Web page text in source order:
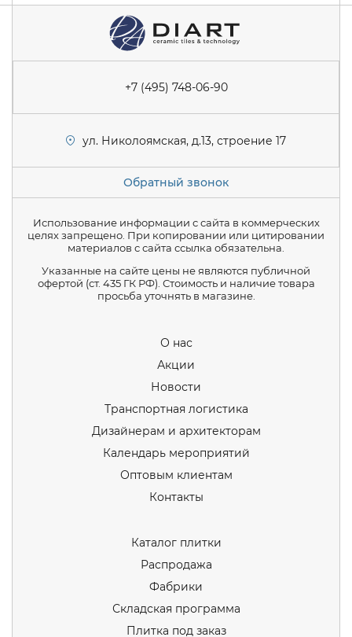
+7 (495) 748-06-90
ул. Николоямская, д.13, строение 17
Обратный звонок
Использование информации с сайта в коммерческих
целях запрещено. При копировании или цитировании
материалов с сайта ссылка обязательна.
Указанные на сайте цены не являются публичной
офертой (ст. 435 ГК РФ). Стоимость и наличие товара
просьба уточнять в магазине.
О нас
Акции
Новости
Транспортная логистика
Дизайнерам и архитекторам
Календарь мероприятий
Оптовым клиентам
Контакты
Каталог плитки
Распродажа
Фабрики
Складская программа
Плитка под заказ